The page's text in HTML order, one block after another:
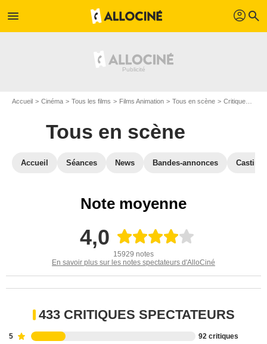
menu profil search
Accueil Cinéma Tous les films Films Animation Tous en scène Critiques Tous en scène
Tous en scène
Accueil Séances News Bandes-annonces Casting
Note moyenne
4,0
15929 notes
En savoir plus sur les notes spectateurs d'AlloCiné
433 CRITIQUES SPECTATEURS
5 92 critiques